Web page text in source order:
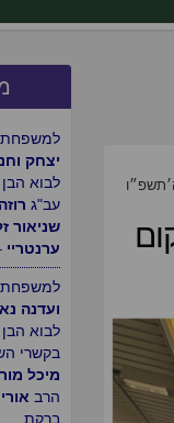
ורעייתו
הר חב"ד,
הבת.
למשפחת
יצחק
לבוא הבן
עב"ג
שניאור
ערנטריי
ועדנה